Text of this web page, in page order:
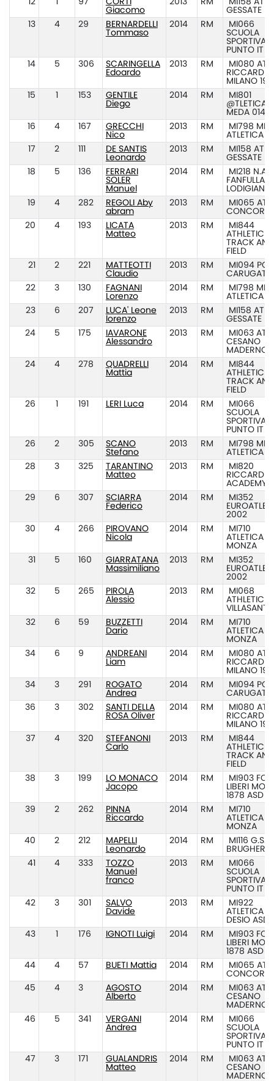
12 97
CORTI
Giacomo
2013 RM
MI158 ATL.
GESSATE
13
4 29
BERNARDELLI
Tommaso
2014 RM
MI066
SCUOLA
SPORTIVA
PUNTO IT
14
5 306
SCARINGELLA
Edoardo
2013 RM
MI080 ATL.
RICCARDI
MILANO
15
153
GENTILE
Diego
2014 RM
MI801
@TLETICA
MEDA 014
16
4 167
GRECCHI
Nico
2013 RM
MI798
ATLETICA
17
2
DE SANTIS
Leonardo
2013 RM
MI158 ATL.
GESSATE
18
5 136
FERRARI
SOLER
Manuel
2014 RM
MI218
FANFULLA
LODIGIANA
19
4 282
REGOLI Aby
abram
2013 RM
MI065 ATL.
20
4 193
LICATA
Matteo
2013 RM
MI844
ATHLETIC
TRACK AND
FIELD
21
2 221
MATTEOTTI
Claudio
2013 RM
MI094 POL.
CARUGATE
22
3 130
FAGNANI
Lorenzo
2014 RM
MI798
ATLETICA
23
6 207
LUCA' Leone
lorenzo
2013 RM
MI158 ATL.
GESSATE
24
5 175
IAVARONE
Alessandro
2013 RM
MI063 ATL.
CESANO
MADERNO
24
4 278
QUADRELLI
Mattia
2014 RM
MI844
ATHLETIC
TRACK AND
FIELD
26
191 LERI Luca 2014 RM
MI066
SCUOLA
SPORTIVA
PUNTO IT
26
2 305
SCANO
Stefano
2013 RM
MI798
ATLETICA
28
3 325
TARANTINO
Matteo
2013 RM
MI820
RICCARDI
ACADEMY
29
6 307
SCIARRA
Federico
2014 RM
MI352
2002
30
4 266
PIROVANO
Nicola
2014 RM
MI710
ATLETICA
MONZA
31
5 160
GIARRATANA
Massimiliano
2013 RM
MI352
2002
32
5 265
PIROLA
Alessio
2013 RM
MI068
ATHLETIC
VILLASANTA
32
6 59
BUZZETTI
Dario
2014 RM
MI710
ATLETICA
MONZA
34
6 9
ANDREANI
Liam
2014 RM
MI080 ATL.
RICCARDI
MILANO
34
3 291
ROGATO
Andrea
2014 RM
MI094 POL.
CARUGATE
36
3 302
SANTI DELLA
ROSA Oliver
2014 RM
MI080 ATL.
RICCARDI
MILANO
37
4 320
STEFANONI
Carlo
2013 RM
MI844
ATHLETIC
TRACK AND
FIELD
38
3 199
LO MONACO
Jacopo
2014 RM
MI903
LIBERI
1878 ASD
39
2 262
PINNA
Riccardo
2014 RM
MI710
ATLETICA
MONZA
40
2 212
MAPELLI
Leonardo
2014 RM
MI116 G.S.A.
BRUGHERIO
41
4 333
TOZZO
Manuel
franco
2013 RM
MI066
SCUOLA
SPORTIVA
PUNTO IT
42
3 301
SALVO
Davide
2013 RM
MI922
ATLETICA
DESIO ASD
43
176 IGNOTI Luigi 2014 RM
MI903
LIBERI
1878 ASD
44
4 57 BUETI Mattia 2014 RM
MI065 ATL.
45
4 3
AGOSTO
Alberto
2014 RM
MI063 ATL.
CESANO
MADERNO
46
5 341
VERGANI
Andrea
2014 RM
MI066
SCUOLA
SPORTIVA
PUNTO IT
47
3 171
GUALANDRIS
Matteo
2014 RM
MI063 ATL.
CESANO
MADERNO